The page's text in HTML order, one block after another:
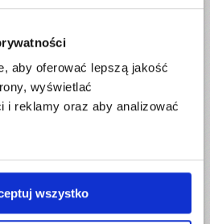
aby oferować lepszą jakość
wyświetlać
i reklamy oraz aby analizować
wszystko
może być konieczna dopłata
paczki do 1000 zł. Za
skorzystać z extra
jest w firmie UPS, gdzie w
do 323 zł, a jeśli towar jest
za niewielką
każdy kg paczki
42 zł. Można rozszerzyć ten